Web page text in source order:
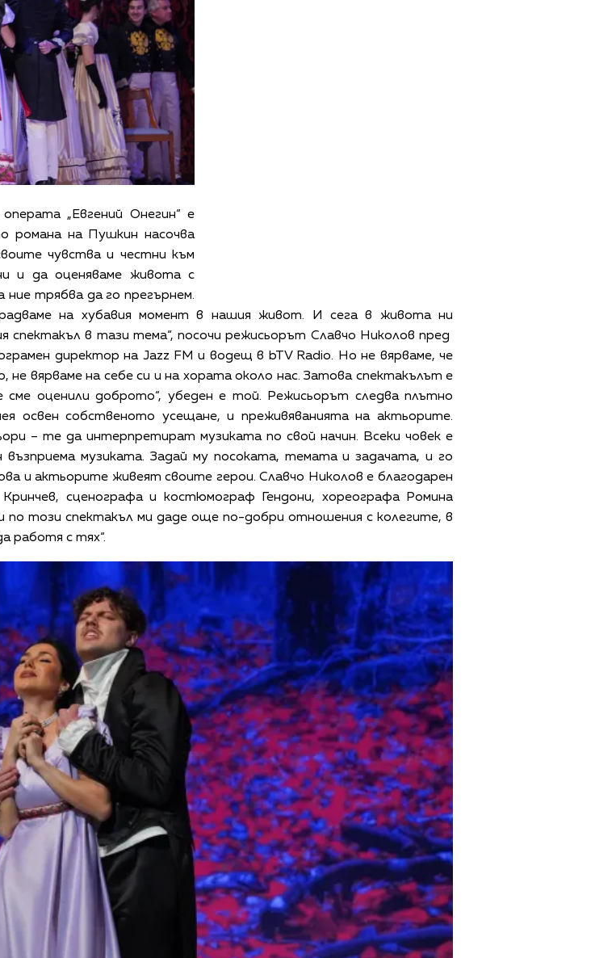
„Евгений Онегин“ е
романа на Пушкин насочва
чувства и честни към
и да оценяваме живота с
трябва да го прегърнем.
на хубавия момент в нашия живот. И сега в живота ни
спектакъл в тази тема“, посочи режисьорът Славчо Николов пред
директор на Jazz FM и водещ в bTV Radio. Но не вярваме, че
вярваме на себе си и на хората около нас. Затова спектакълът е
оценили доброто“, убеден е той. Режисьорът следва плътно
освен собственото усещане, и преживяванията на актьорите.
– те да интерпретират музиката по свой начин. Всеки човек е
възприема музиката. Задай му посоката, темата и задачата, и го
и актьорите живеят своите герои. Славчо Николов е благодарен
сценографа и костюмограф Гендони, хореографа Ромина
по този спектакъл ми даде още по-добри отношения с колегите, в
работя с тях“.